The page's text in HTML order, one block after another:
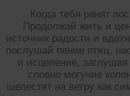
Когда тебя ранят
Продолжай жить и
источник радости и
послушай пение птиц,
и исцеление,
словно могучие
шелестят на ветру как